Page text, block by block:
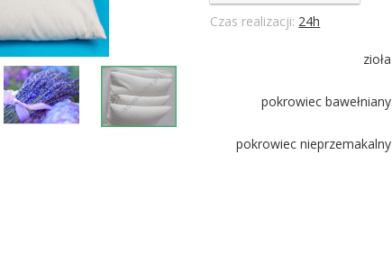
Czas realizacji: 24h
zioła
pokrowiec bawełniany
pokrowiec nieprzemakalny